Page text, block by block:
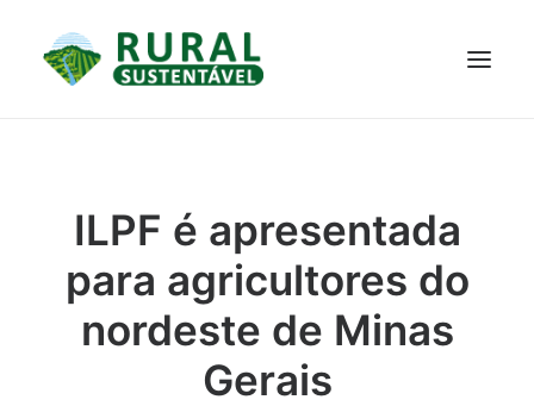
NOTÍCIAS
JANELA DO CONHECIMENTO
ILPF é apresentada
para agricultores do
nordeste de Minas
Gerais